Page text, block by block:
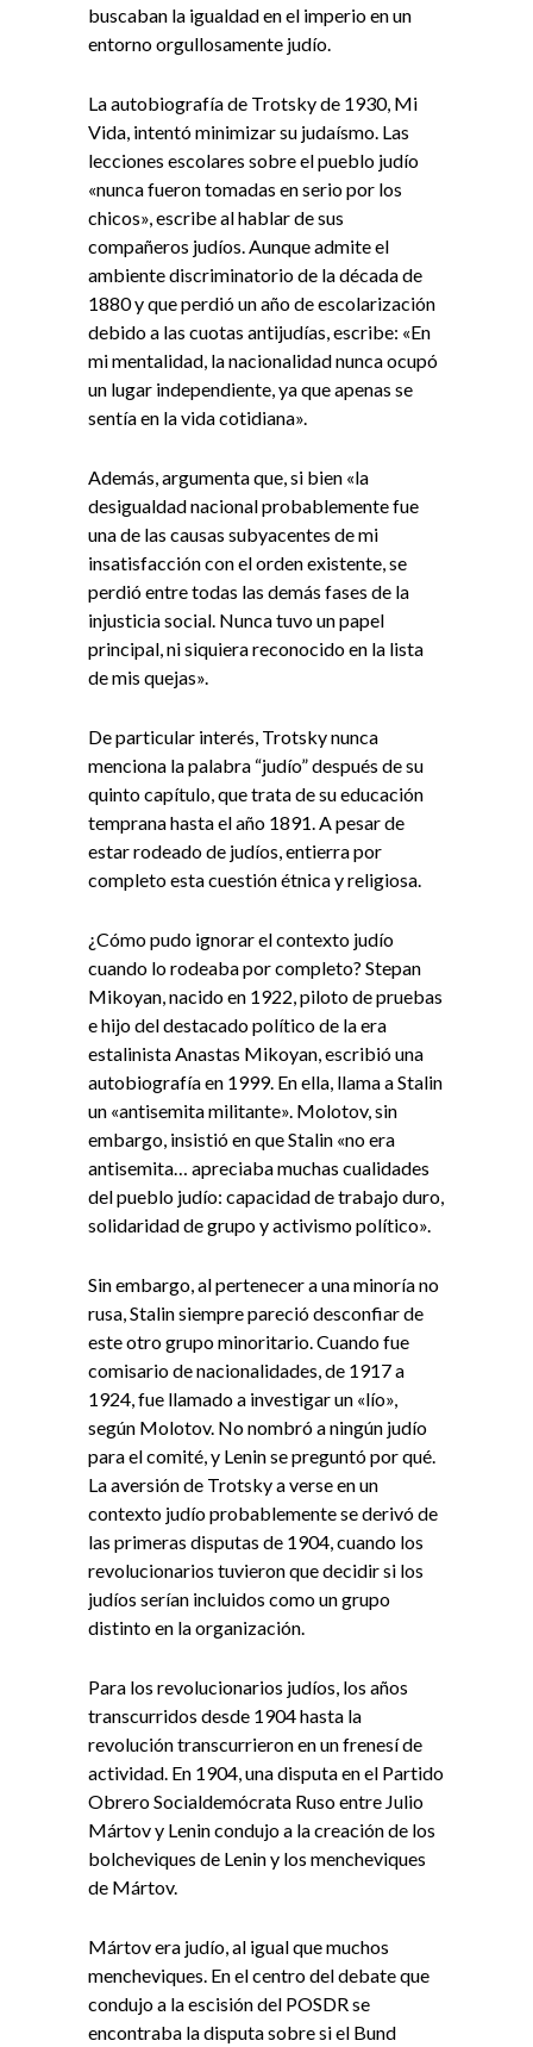
buscaban la igualdad en el imperio en un
entorno orgullosamente judío.
La autobiografía de Trotsky de 1930, Mi
Vida, intentó minimizar su judaísmo. Las
lecciones escolares sobre el pueblo judío
«nunca fueron tomadas en serio por los
chicos», escribe al hablar de sus
compañeros judíos. Aunque admite el
ambiente discriminatorio de la década de
1880 y que perdió un año de escolarización
debido a las cuotas antijudías, escribe: «En
mi mentalidad, la nacionalidad nunca ocupó
un lugar independiente, ya que apenas se
sentía en la vida cotidiana».
Además, argumenta que, si bien «la
desigualdad nacional probablemente fue
una de las causas subyacentes de mi
insatisfacción con el orden existente, se
perdió entre todas las demás fases de la
injusticia social. Nunca tuvo un papel
principal, ni siquiera reconocido en la lista
de mis quejas».
De particular interés, Trotsky nunca
menciona la palabra “judío” después de su
quinto capítulo, que trata de su educación
temprana hasta el año 1891. A pesar de
estar rodeado de judíos, entierra por
completo esta cuestión étnica y religiosa.
¿Cómo pudo ignorar el contexto judío
cuando lo rodeaba por completo? Stepan
Mikoyan, nacido en 1922, piloto de pruebas
e hijo del destacado político de la era
estalinista Anastas Mikoyan, escribió una
autobiografía en 1999. En ella, llama a Stalin
un «antisemita militante». Molotov, sin
embargo, insistió en que Stalin «no era
antisemita… apreciaba muchas cualidades
del pueblo judío: capacidad de trabajo duro,
solidaridad de grupo y activismo político».
Sin embargo, al pertenecer a una minoría no
rusa, Stalin siempre pareció desconfiar de
este otro grupo minoritario. Cuando fue
comisario de nacionalidades, de 1917 a
1924, fue llamado a investigar un «lío»,
según Molotov. No nombró a ningún judío
para el comité, y Lenin se preguntó por qué.
La aversión de Trotsky a verse en un
contexto judío probablemente se derivó de
las primeras disputas de 1904, cuando los
revolucionarios tuvieron que decidir si los
judíos serían incluidos como un grupo
distinto en la organización.
Para los revolucionarios judíos, los años
transcurridos desde 1904 hasta la
revolución transcurrieron en un frenesí de
actividad. En 1904, una disputa en el Partido
Obrero Socialdemócrata Ruso entre Julio
Mártov y Lenin condujo a la creación de los
bolcheviques de Lenin y los mencheviques
de Mártov.
Mártov era judío, al igual que muchos
mencheviques. En el centro del debate que
condujo a la escisión del POSDR se
encontraba la disputa sobre si el Bund